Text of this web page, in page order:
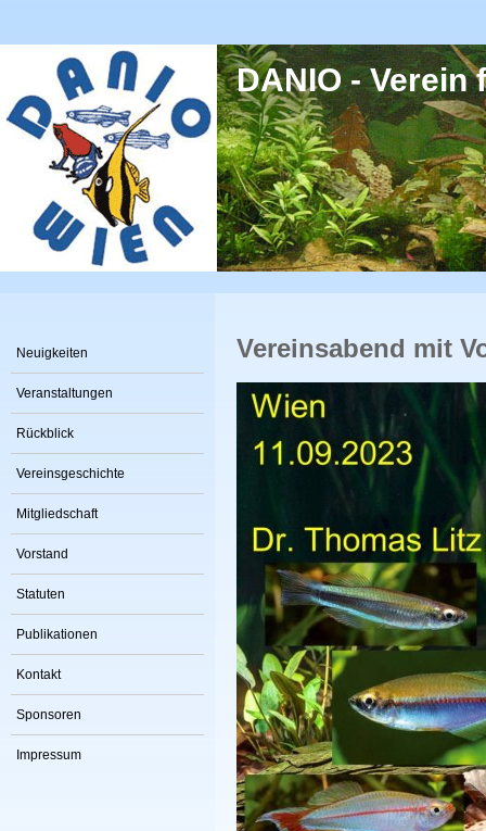
DANIO -
Neuigkeiten
Veranstaltungen
Rückblick
Vereinsgeschichte
Mitgliedschaft
Vorstand
Statuten
Publikationen
Kontakt
Sponsoren
Impressum
Vereinsabend mit